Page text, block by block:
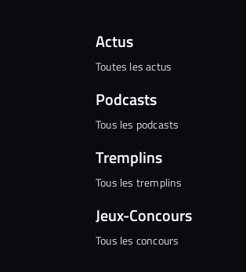
Actus
Toutes les actus
Podcasts
Tous les podcasts
Tremplins
Tous les tremplins
Jeux-Concours
Tous les concours